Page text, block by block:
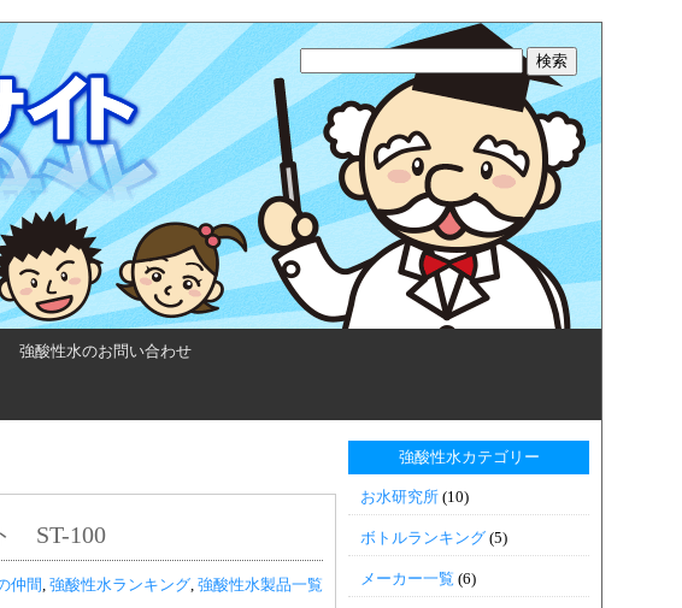
強酸性水のお問い合わせ
ST-100
仲間, 強酸性水ランキング, 強酸性水製品一覧
強酸性水カテゴリー
お水研究所 (10)
ボトルランキング (5)
メーカー一覧 (6)